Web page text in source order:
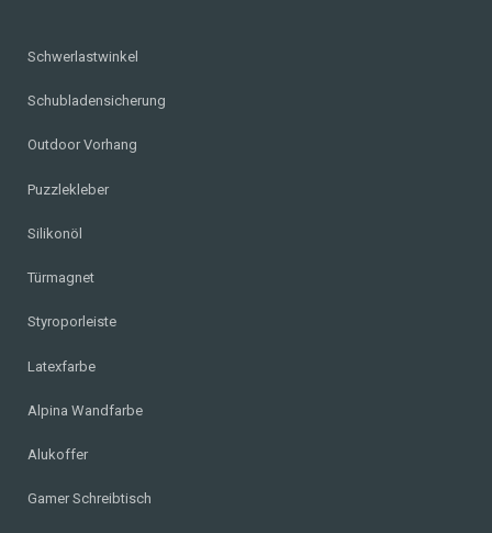
Schwerlastwinkel
Schubladensicherung
Outdoor Vorhang
Puzzlekleber
Silikonöl
Türmagnet
Styroporleiste
Latexfarbe
Alpina Wandfarbe
Alukoffer
Gamer Schreibtisch